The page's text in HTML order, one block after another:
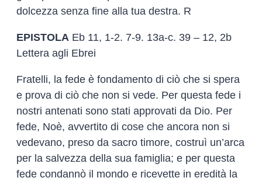
dolcezza senza fine alla tua destra. R
EPISTOLA Eb 11, 1-2. 7-9. 13a-c. 39 – 12, 2b
Lettera agli Ebrei
Fratelli, la fede è fondamento di ciò che si spera
e prova di ciò che non si vede. Per questa fede i
nostri antenati sono stati approvati da Dio. Per
fede, Noè, avvertito di cose che ancora non si
vedevano, preso da sacro timore, costruì un’arca
per la salvezza della sua famiglia; e per questa
fede condannò il mondo e ricevette in eredità la